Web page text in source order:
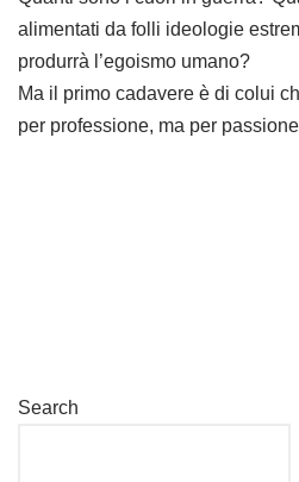
alimentati da folli ideologie
produrrà l’egoismo umano?
Ma il primo cadavere è di colui
per professione, ma per
Search